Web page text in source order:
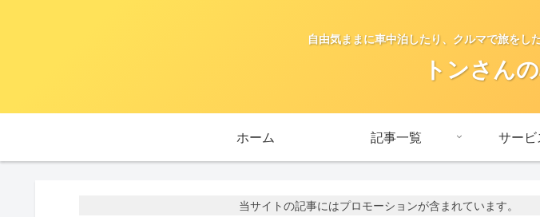
自由気ままに車中泊したり、クルマで旅をし
トンさん
ホーム 記事一覧 サービ
当サイトの記事にはプロモーションが含まれています。